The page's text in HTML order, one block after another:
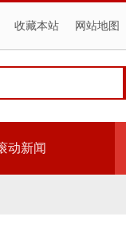
收藏本站 网站地图
动新闻